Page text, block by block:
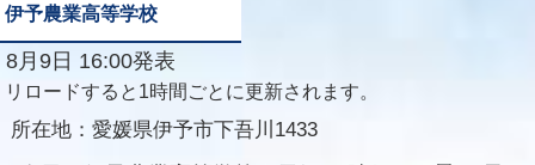
伊予農業高等学校
8月9日 16:00発表
リロードすると1時間ごとに更新されます。
所在地： 愛媛県伊予市下吾川1433